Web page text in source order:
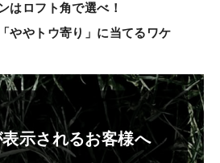
はロフト角で選べ！
ややトウ寄り」に当てるワケ
示されるお客様へ